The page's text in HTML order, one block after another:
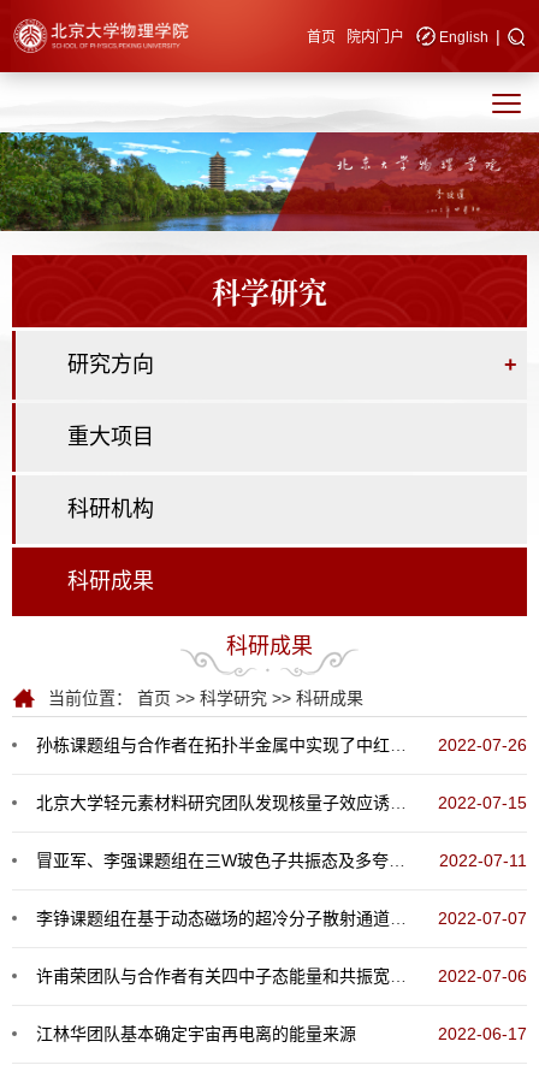
快速导航 首页 院内门户 English |
科学研究
研究方向 +
重大项目
科研机构
科研成果
科研成果
当前位置： 首页 >> 科学研究 >> 科研成果
孙栋课题组与合作者在拓扑半金属中实现了中红外光轨道角动量的直接光电探测 2022-07-26
北京大学轻元素材料研究团队发现核量子效应诱导的全新二维冰相 2022-07-15
冒亚军、李强课题组在三W玻色子共振态及多夸克喷注研究领域取得重要进展 2022-07-11
李铮课题组在基于动态磁场的超冷分子散射通道选择方面取得进展 2022-07-07
许甫荣团队与合作者有关四中子态能量和共振宽度的理论预言被实验证实 2022-07-06
江林华团队基本确定宇宙再电离的能量来源 2022-06-17